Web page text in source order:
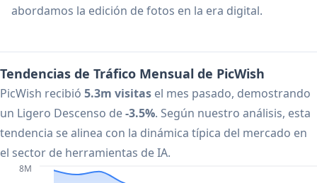
abordamos la edición de fotos en la era digital.
Tendencias de Tráfico Mensual de PicWish
PicWish recibió 5.3m visitas el mes pasado, demostrando
un Ligero Descenso de-3.5%. Según nuestro análisis, esta
tendencia se alinea con la dinámica típica del mercado en
el sector de herramientas de IA.
8M